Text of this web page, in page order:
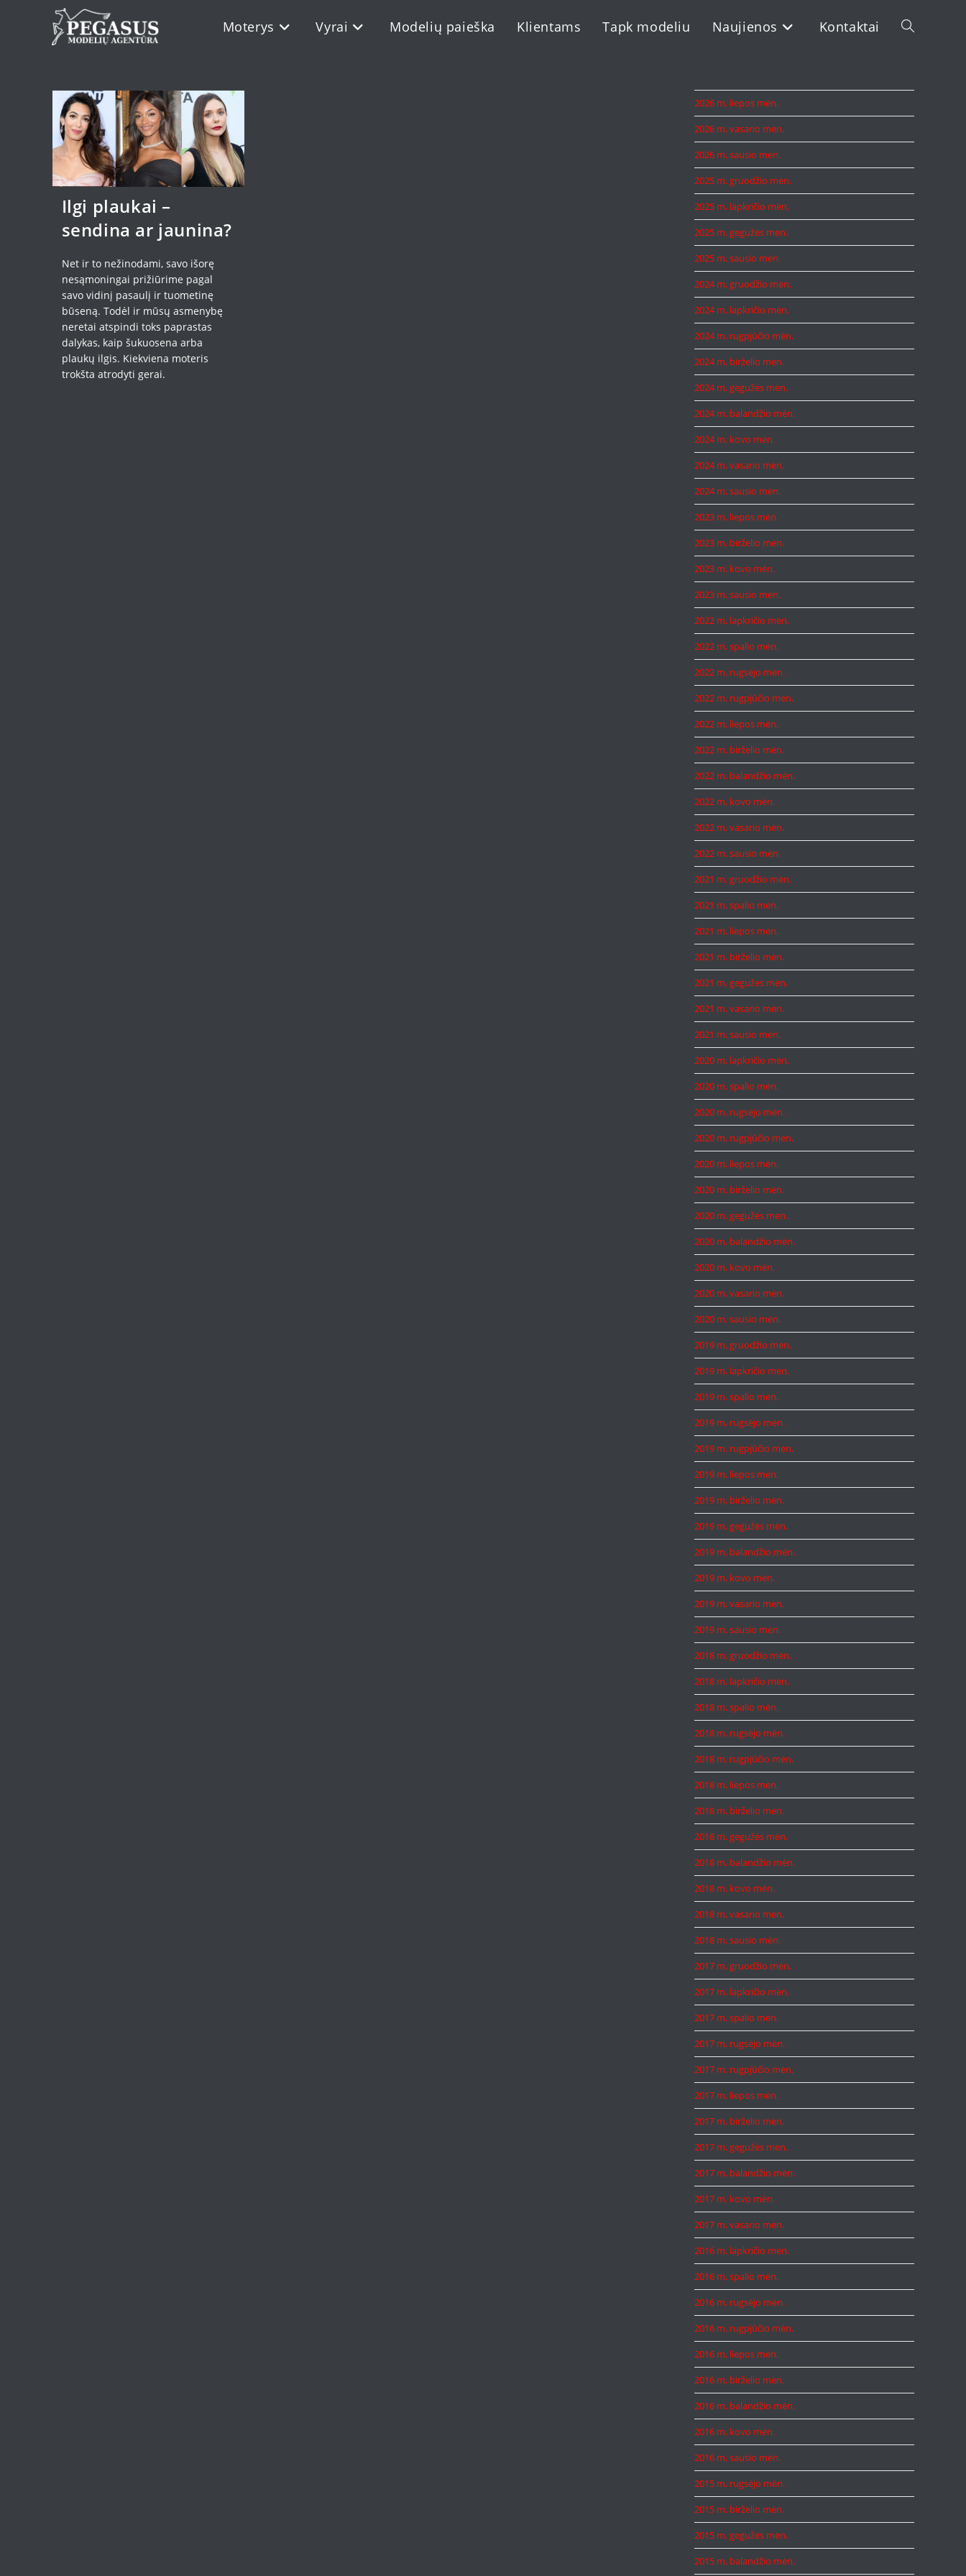
Moterys Vyrai Modelių paieška Klientams Tapk modeliu Naujienos Kontaktai Toggle
Ilgi plaukai –
sendina ar jaunina?
Net ir to nežinodami, savo išorę
nesąmoningai prižiūrime pagal
savo vidinį pasaulį ir tuometinę
būseną. Todėl ir mūsų asmenybę
neretai atspindi toks paprastas
dalykas, kaip šukuosena arba
plaukų ilgis. Kiekviena moteris
trokšta atrodyti gerai.
2026 m. liepos mėn.
2026 m. vasario mėn.
2026 m. sausio mėn.
2025 m. gruodžio mėn.
2025 m. lapkričio mėn.
2025 m. gegužės mėn.
2025 m. sausio mėn.
2024 m. gruodžio mėn.
2024 m. lapkričio mėn.
2024 m. rugpjūčio mėn.
2024 m. birželio mėn.
2024 m. gegužės mėn.
2024 m. balandžio mėn.
2024 m. kovo mėn.
2024 m. vasario mėn.
2024 m. sausio mėn.
2023 m. liepos mėn.
2023 m. birželio mėn.
2023 m. kovo mėn.
2023 m. sausio mėn.
2022 m. lapkričio mėn.
2022 m. spalio mėn.
2022 m. rugsėjo mėn.
2022 m. rugpjūčio mėn.
2022 m. liepos mėn.
2022 m. birželio mėn.
2022 m. balandžio mėn.
2022 m. kovo mėn.
2022 m. vasario mėn.
2022 m. sausio mėn.
2021 m. gruodžio mėn.
2021 m. spalio mėn.
2021 m. liepos mėn.
2021 m. birželio mėn.
2021 m. gegužės mėn.
2021 m. vasario mėn.
2021 m. sausio mėn.
2020 m. lapkričio mėn.
2020 m. spalio mėn.
2020 m. rugsėjo mėn.
2020 m. rugpjūčio mėn.
2020 m. liepos mėn.
2020 m. birželio mėn.
2020 m. gegužės mėn.
2020 m. balandžio mėn.
2020 m. kovo mėn.
2020 m. vasario mėn.
2020 m. sausio mėn.
2019 m. gruodžio mėn.
2019 m. lapkričio mėn.
2019 m. spalio mėn.
2019 m. rugsėjo mėn.
2019 m. rugpjūčio mėn.
2019 m. liepos mėn.
2019 m. birželio mėn.
2019 m. gegužės mėn.
2019 m. balandžio mėn.
2019 m. kovo mėn.
2019 m. vasario mėn.
2019 m. sausio mėn.
2018 m. gruodžio mėn.
2018 m. lapkričio mėn.
2018 m. spalio mėn.
2018 m. rugsėjo mėn.
2018 m. rugpjūčio mėn.
2018 m. liepos mėn.
2018 m. birželio mėn.
2018 m. gegužės mėn.
2018 m. balandžio mėn.
2018 m. kovo mėn.
2018 m. vasario mėn.
2018 m. sausio mėn.
2017 m. gruodžio mėn.
2017 m. lapkričio mėn.
2017 m. spalio mėn.
2017 m. rugsėjo mėn.
2017 m. rugpjūčio mėn.
2017 m. liepos mėn.
2017 m. birželio mėn.
2017 m. gegužės mėn.
2017 m. balandžio mėn.
2017 m. kovo mėn.
2017 m. vasario mėn.
2016 m. lapkričio mėn.
2016 m. spalio mėn.
2016 m. rugsėjo mėn.
2016 m. rugpjūčio mėn.
2016 m. liepos mėn.
2016 m. birželio mėn.
2016 m. balandžio mėn.
2016 m. kovo mėn.
2016 m. sausio mėn.
2015 m. rugsėjo mėn.
2015 m. birželio mėn.
2015 m. gegužės mėn.
2015 m. balandžio mėn.